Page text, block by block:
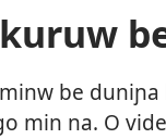
be duniɲa
min na. O